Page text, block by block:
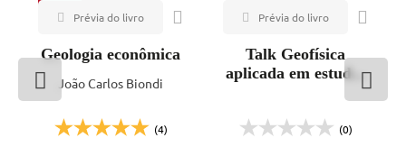
Geologia econômica
João Carlos Biondi
(4)
Talk Geofísica
aplicada em estudos
águas subterrâneas
(0)